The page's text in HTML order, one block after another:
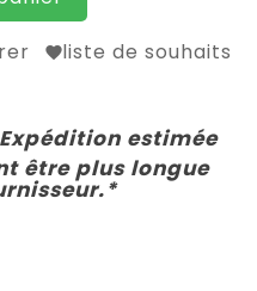
liste de souhaits
estimée
être plus longue